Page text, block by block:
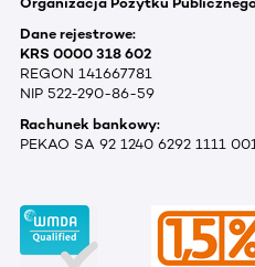
Dane rejestrowe:
KRS 0000 318 602
REGON 141667781
NIP 522-290-86-59
Rachunek bankowy:
PEKAO SA 92 1240 6292 1111